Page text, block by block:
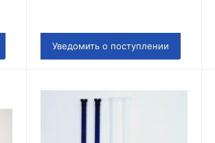
Уведомить о поступлении